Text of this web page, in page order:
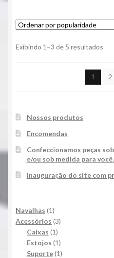
Exibindo 1–3 de 5 resultados
1
2
Nossos produtos
Encomendas
Confeccionamos peças
e/ou sob medida para você.
Inauguração do site com
Navalhas 11
produto
Acessórios 33
Caixas 11
produto
Estojos 11
produto
Suporte 11